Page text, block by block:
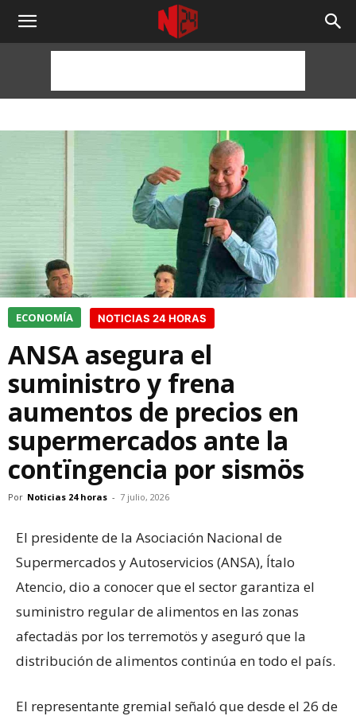
NOTICIAS
HORAS
ECONOMÍA NOTICIAS 24 HORAS
ANSA asegura el
suministro y frena
aumentos de precios en
supermercados ante la
contïngencia por sismös
Por Noticias 24 horas - 7 julio, 2026
El presidente de la Asociación Nacional de
Supermercados y Autoservicios (ANSA), Ítalo
Atencio, dio a conocer que el sector garantiza el
suministro regular de alimentos en las zonas
afectadäs por los terremotös y aseguró que la
distribución de alimentos continúa en todo el país.
El representante gremial señaló que desde el 26 de